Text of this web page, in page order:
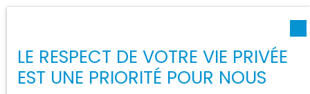
LE RESPECT DE VOTRE VIE PRIVÉE
EST UNE PRIORITÉ POUR NOUS